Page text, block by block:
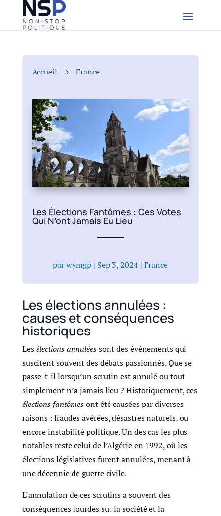
Accueil 5 France
Les Élections Fantômes : Ces Votes
Qui N’ont Jamais Eu Lieu
parwymgp | Sep 3, 2024 |France
Les élections annulées :
causes et conséquences
historiques
Lesélections annuléessont des événements qui
suscitent souvent des débats passionnés. Que se
passe-t-il lorsqu’un scrutin est annulé ou tout
simplement n’a jamais lieu ? Historiquement, ces
élections fantômesont été causées par diverses
raisons : fraudes avérées, désastres naturels, ou
encore instabilité politique. Un des cas les plus
notables reste celui de l’Algérie en 1992, où les
élections législatives furent annulées, menant à
une décennie de guerre civile.
L’annulation de ces scrutins a souvent des
conséquences lourdes sur la société et la